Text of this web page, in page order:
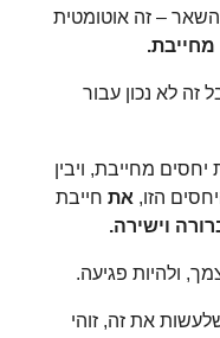
השאר – זה אוטומטית
זה לא נכון עבור
מחייבת, ויבין
הזו, את חייבת
וישירה.
ולהיות פגיעה.
את זה, זוהי